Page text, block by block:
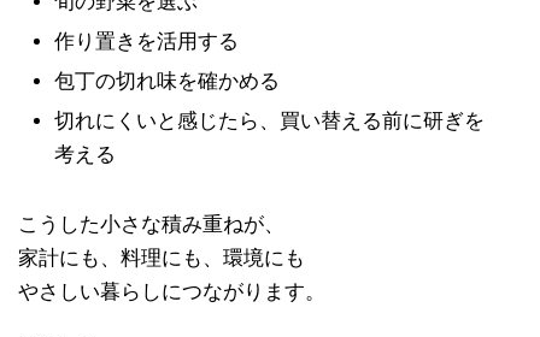
作り置きを活用する
包丁の切れ味を確かめる
切れにくいと感じたら、買い替える前に研ぎを
考える
こうした小さな積み重ねが、
家計にも、料理にも、環境にも
やさしい暮らしにつながります。